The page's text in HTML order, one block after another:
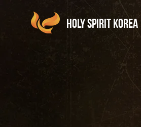
holy spirit korea